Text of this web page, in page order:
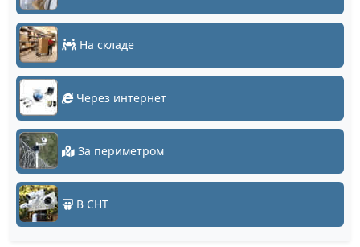
На складе
Через интернет
За периметром
В СНТ